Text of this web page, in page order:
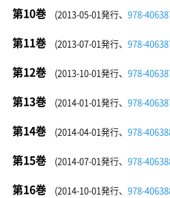
第10巻 (2013-05-01発行、 978-
第11巻 (2013-07-01発行、 978-
第12巻 (2013-10-01発行、 978-
第13巻 (2014-01-01発行、 978-
第14巻 (2014-04-01発行、 978-
第15巻 (2014-07-01発行、 978-
第16巻 (2014-10-01発行、 978-